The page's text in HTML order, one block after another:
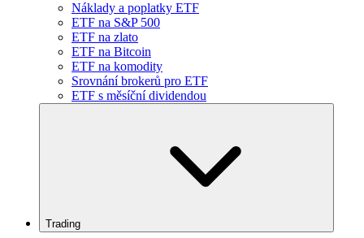
Náklady a poplatky ETF
ETF na S&P 500
ETF na zlato
ETF na Bitcoin
ETF na komodity
Srovnání brokerů pro ETF
ETF s měsíční dividendou
Trading